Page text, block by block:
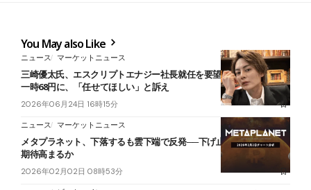
You May also Like
ニュース マーケットニュース
三崎優太氏、エスクリプトエナジー社長就任を要望──株価50円から
一時68円に、「任せてほしい」と訴え
2026年06月24日 16時15分
ニュース マーケットニュース
メタプラネット、下落するも雲下端で反発──下げ止まり確認で上昇
期待高まるか
2026年02月02日 08時53分